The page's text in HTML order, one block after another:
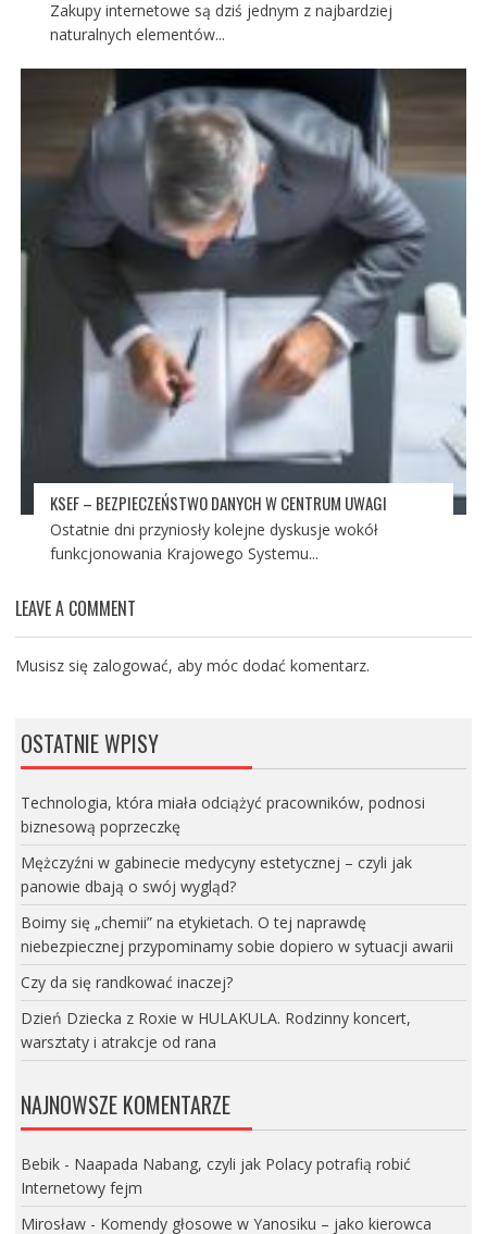
Zakupy internetowe są dziś jednym z najbardziej
naturalnych elementów...
KSEF – BEZPIECZEŃSTWO DANYCH W CENTRUM UWAGI
Ostatnie dni przyniosły kolejne dyskusje wokół
funkcjonowania Krajowego Systemu...
LEAVE A COMMENT
Musisz się zalogować, aby móc dodać komentarz.
OSTATNIE WPISY
Technologia, która miała odciążyć pracowników, podnosi
biznesową poprzeczkę
Mężczyźni w gabinecie medycyny estetycznej – czyli jak
panowie dbają o swój wygląd?
Boimy się „chemii” na etykietach. O tej naprawdę
niebezpiecznej przypominamy sobie dopiero w sytuacji awarii
Czy da się randkować inaczej?
Dzień Dziecka z Roxie w HULAKULA. Rodzinny koncert,
warsztaty i atrakcje od rana
NAJNOWSZE KOMENTARZE
Bebik- Naapada Nabang, czyli jak Polacy potrafią robić
Internetowy fejm
Mirosław- Komendy głosowe w Yanosiku – jako kierowca